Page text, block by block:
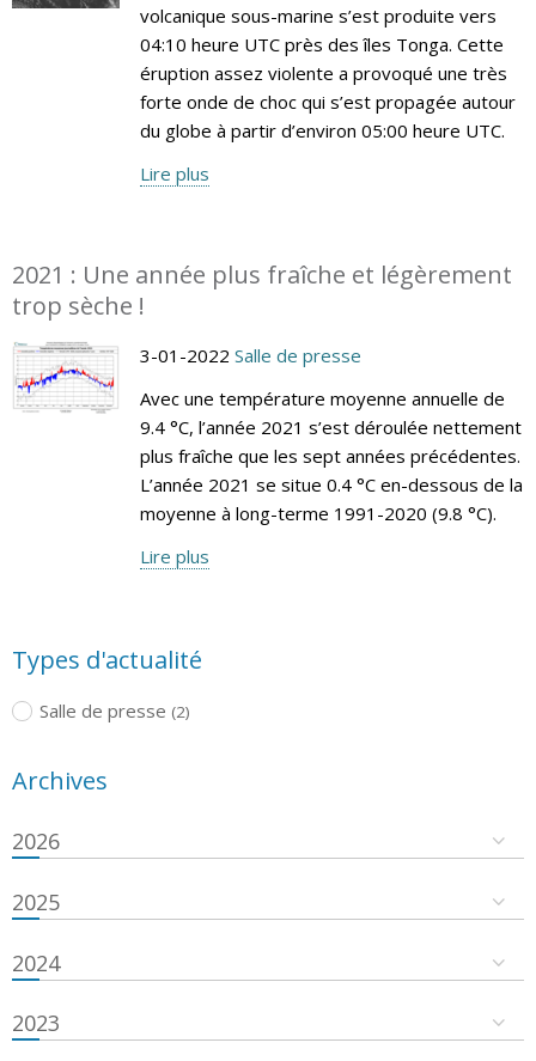
volcanique sous-marine s’est produite vers
04:10 heure UTC près des îles Tonga. Cette
éruption assez violente a provoqué une très
forte onde de choc qui s’est propagée autour
du globe à partir d’environ 05:00 heure UTC.
Lire plus
2021 : Une année plus fraîche et légèrement
trop sèche !
3-01-2022 Salle de presse
Avec une température moyenne annuelle de
9.4 °C, l’année 2021 s’est déroulée nettement
plus fraîche que les sept années précédentes.
L’année 2021 se situe 0.4 °C en-dessous de la
moyenne à long-terme 1991-2020 (9.8 °C).
Lire plus
Types d'actualité
Salle de presse (2)
Archives
2026
2025
2024
2023